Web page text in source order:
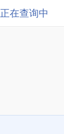
正在查询中